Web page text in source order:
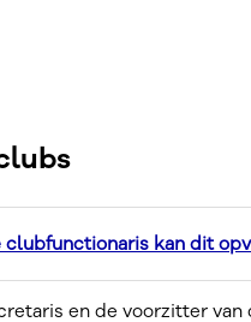
clubfunctionaris kan dit
en de voorzitter